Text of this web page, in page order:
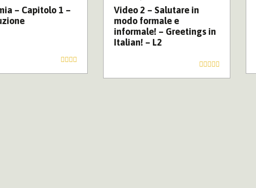
– Capitolo 1 –
Video 2 – Salutare in
modo formale e
informale! – Greetings in
Italian! – L2